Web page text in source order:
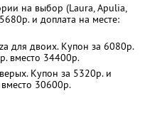
на выбор (Laura, Apulia,
и доплата на месте:
для двоих. Купон за 6080р.
вместо 34400р.
Купон за 5320р. и
30600р.